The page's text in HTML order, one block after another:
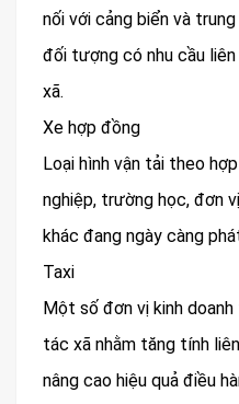
nối với cảng biển và
đối tượng có nhu cầu
xã.
Xe hợp đồng
Loại hình vận tải theo
nghiệp, trường học, đơn
khác đang ngày càng
Taxi
Một số đơn vị kinh
tác xã nhằm tăng tính
nâng cao hiệu quả điều